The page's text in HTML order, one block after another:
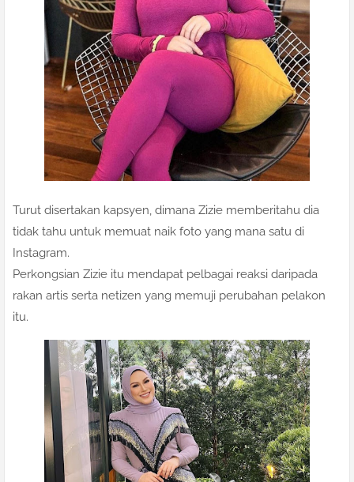
Turut disertakan kapsyen, dimana Zizie memberitahu dia
tidak tahu untuk memuat naik foto yang mana satu di
Instagram.
Perkongsian Zizie itu mendapat pelbagai reaksi daripada
rakan artis serta netizen yang memuji perubahan pelakon
itu.